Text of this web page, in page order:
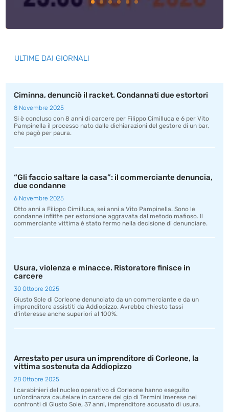
ULTIME DAI GIORNALI
Ciminna, denunciò il racket. Condannati due estortori
8 Novembre 2025
Si è concluso con 8 anni di carcere per Filippo Cimilluca e 6 per Vito
Pampinella il processo nato dalle dichiarazioni del gestore di un bar,
che pagò per paura.
“Gli faccio saltare la casa”: il commerciante denuncia,
due condanne
6 Novembre 2025
Otto anni a Filippo Cimilluca, sei anni a Vito Pampinella. Sono le
condanne inflitte per estorsione aggravata dal metodo mafioso. Il
commerciante vittima è stato fermo nella decisione di denunciare.
Usura, violenza e minacce. Ristoratore finisce in
carcere
30 Ottobre 2025
Giusto Sole di Corleone denunciato da un commerciante e da un
imprenditore assistiti da Addiopizzo. Avrebbe chiesto tassi
d’interesse anche superiori al 100%.
Arrestato per usura un imprenditore di Corleone, la
vittima sostenuta da Addiopizzo
28 Ottobre 2025
I carabinieri del nucleo operativo di Corleone hanno eseguito
un’ordinanza cautelare in carcere del gip di Termini Imerese nei
confronti di Giusto Sole, 37 anni, imprenditore accusato di usura.